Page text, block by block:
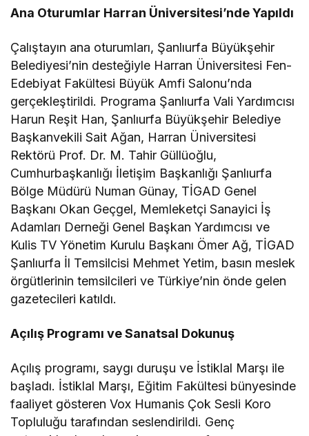
Ana Oturumlar Harran Üniversitesi’nde Yapıldı
Çalıştayın ana oturumları, Şanlıurfa Büyükşehir
Belediyesi’nin desteğiyle Harran Üniversitesi Fen-
Edebiyat Fakültesi Büyük Amfi Salonu’nda
gerçekleştirildi. Programa Şanlıurfa Vali Yardımcısı
Harun Reşit Han, Şanlıurfa Büyükşehir Belediye
Başkanvekili Sait Ağan, Harran Üniversitesi
Rektörü Prof. Dr. M. Tahir Güllüoğlu,
Cumhurbaşkanlığı İletişim Başkanlığı Şanlıurfa
Bölge Müdürü Numan Günay, TİGAD Genel
Başkanı Okan Geçgel, Memleketçi Sanayici İş
Adamları Derneği Genel Başkan Yardımcısı ve
Kulis TV Yönetim Kurulu Başkanı Ömer Ağ, TİGAD
Şanlıurfa İl Temsilcisi Mehmet Yetim, basın meslek
örgütlerinin temsilcileri ve Türkiye’nin önde gelen
gazetecileri katıldı.
Açılış Programı ve Sanatsal Dokunuş
Açılış programı, saygı duruşu ve İstiklal Marşı ile
başladı. İstiklal Marşı, Eğitim Fakültesi bünyesinde
faaliyet gösteren Vox Humanis Çok Sesli Koro
Topluluğu tarafından seslendirildi. Genç